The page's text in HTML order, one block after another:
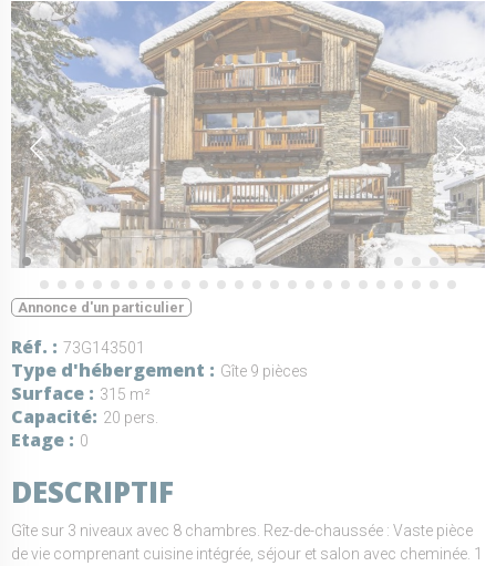
Annonce d'un particulier
Réf. 73G143501
Type d'hébergement Gîte 9 pièces
Surface 315 m²
Capacité 20 pers.
Etage 0
DESCRIPTIF
Gîte sur 3 niveaux avec 8 chambres. Rez-de-chaussée : Vaste pièce
de vie comprenant cuisine intégrée, séjour et salon avec cheminée. 1